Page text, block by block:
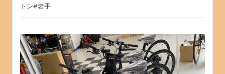
トン#岩手